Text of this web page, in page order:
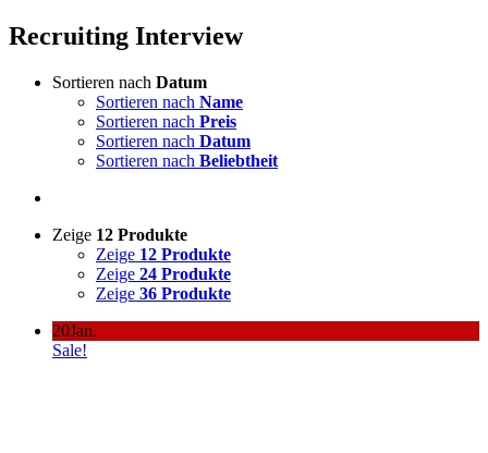
Recruiting Interview
Sortieren nach Datum
Sortieren nach Name
Sortieren nach Preis
Sortieren nach Datum
Sortieren nach Beliebtheit
Zeige 12 Produkte
Zeige 12 Produkte
Zeige 24 Produkte
Zeige 36 Produkte
20Jan.
Sale!